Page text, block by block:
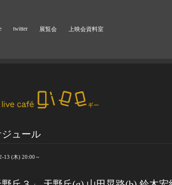
twitter 展覧会 上映会資料室
ュール
13 (木) 20:00～